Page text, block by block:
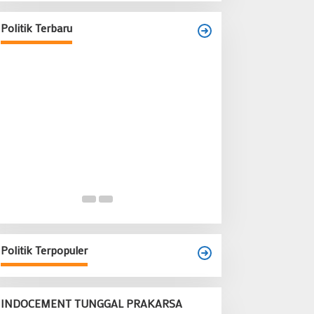
Politik Terbaru
Kecamatan Tangerang Periode 2026–
2031
Di Banten, Politik
Politik Terpopuler
INDOCEMENT TUNGGAL PRAKARSA